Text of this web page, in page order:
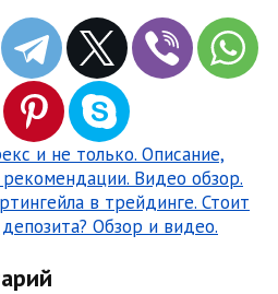
и не только. Описание,
Видео обзор.
в трейдинге. Стоит
Обзор и видео.